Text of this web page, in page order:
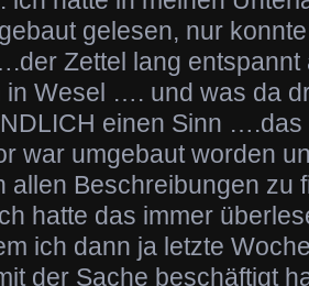
gelesen, nur
Zettel lang entspannt
in Wesel …. und was da
einen Sinn ….das
war umgebaut worden
allen Beschreibungen zu
hatte das immer
ich dann ja letzte
der Sache beschäftigt